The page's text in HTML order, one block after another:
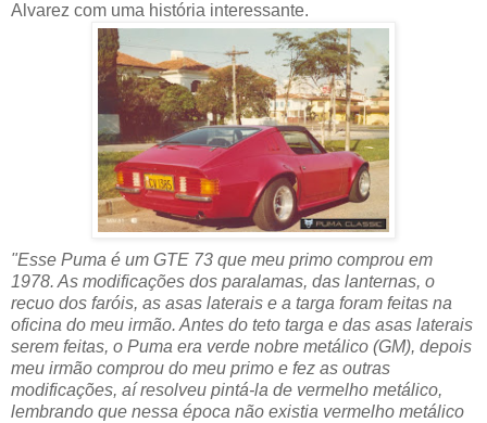
Alvarez com uma história interessante.
"Esse Puma é um GTE 73 que meu primo comprou em
1978. As modificações dos paralamas, das lanternas, o
recuo dos faróis, as asas laterais e a targa foram feitas na
oficina do meu irmão. Antes do teto targa e das asas laterais
serem feitas, o Puma era verde nobre metálico (GM), depois
meu irmão comprou do meu primo e fez as outras
modificações, aí resolveu pintá-la de vermelho metálico,
lembrando que nessa época não existia vermelho metálico